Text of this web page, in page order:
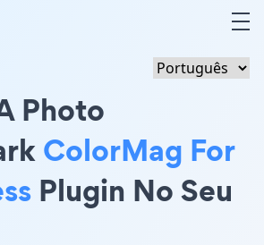
Photo
ColorMag For
Plugin No Seu